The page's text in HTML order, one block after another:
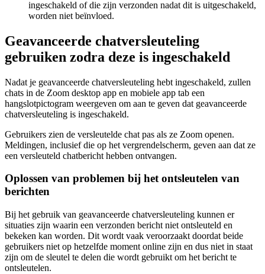
ingeschakeld of die zijn verzonden nadat dit is uitgeschakeld,
worden niet beïnvloed.
Geavanceerde chatversleuteling
gebruiken zodra deze is ingeschakeld
Nadat je geavanceerde chatversleuteling hebt ingeschakeld, zullen
chats in de Zoom desktop app en mobiele app tab een
hangslotpictogram weergeven om aan te geven dat geavanceerde
chatversleuteling is ingeschakeld.
Gebruikers zien de versleutelde chat pas als ze Zoom openen.
Meldingen, inclusief die op het vergrendelscherm, geven aan dat ze
een versleuteld chatbericht hebben ontvangen.
Oplossen van problemen bij het ontsleutelen van
berichten
Bij het gebruik van geavanceerde chatversleuteling kunnen er
situaties zijn waarin een verzonden bericht niet ontsleuteld en
bekeken kan worden. Dit wordt vaak veroorzaakt doordat beide
gebruikers niet op hetzelfde moment online zijn en dus niet in staat
zijn om de sleutel te delen die wordt gebruikt om het bericht te
ontsleutelen.